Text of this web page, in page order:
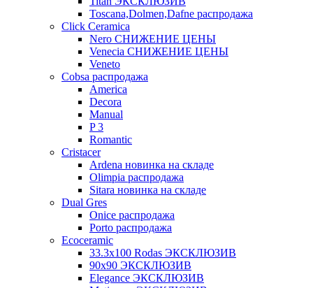
Toscana,Dolmen,Dafne распродажа
Cliсk Ceramica
Nero СНИЖЕНИЕ ЦЕНЫ
Venecia СНИЖЕНИЕ ЦЕНЫ
Veneto
Cobsa распродажа
America
Decora
Manual
P 3
Romantic
Cristacer
Ardena новинка на складе
Olimpia распродажа
Sitara новинка на складе
Dual Gres
Onice распродажа
Porto распродажа
Ecoceramic
33.3х100 Rodas ЭКСКЛЮЗИВ
90x90 ЭКСКЛЮЗИВ
Elegance ЭКСКЛЮЗИВ